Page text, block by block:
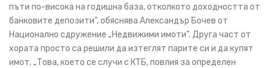
пъти по-висока на годишна база, отколкото доходността от
банковите депозити”, обяснява Александър Бочев от
Национално сдружение „Недвижими имоти”. Друга част от
хората просто са решили да изтеглят парите си и да купят
имот. „Това, което се случи с КТБ, повлия за определен